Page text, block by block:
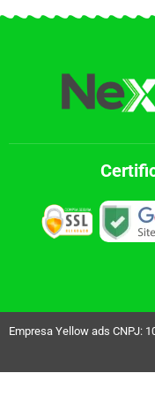
Empresa Yellow ads CNPJ: